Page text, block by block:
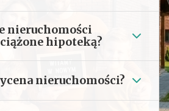
nieruchomości
hipoteką?
nieruchomości?